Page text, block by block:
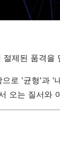
제된 품격을
로 '균형'과 '
오는 질서와